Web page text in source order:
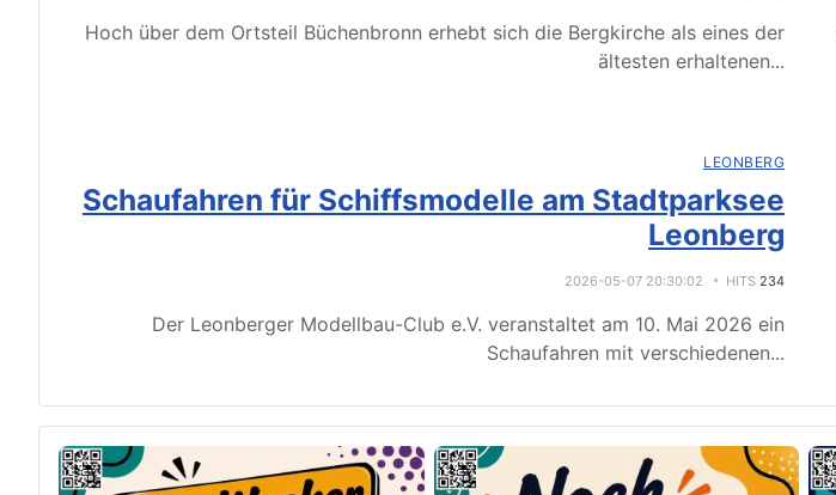
Hoch über dem Ortsteil Büchenbronn erhebt sich die Bergkirche als eines der
ältesten erhaltenen...
LEONBERG
Schaufahren für Schiffsmodelle am Stadtparksee
Leonberg
2026-05-07 20:30:02 HITS 234
Der Leonberger Modellbau-Club e.V. veranstaltet am 10. Mai 2026 ein
Schaufahren mit verschiedenen...